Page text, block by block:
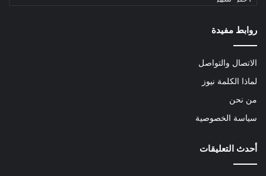
روابط مفيدة
الاتصال والتواصل
لماذا الكلمة نيوز
من نحن
سياسة الخصوصية
أحدث التعليقات